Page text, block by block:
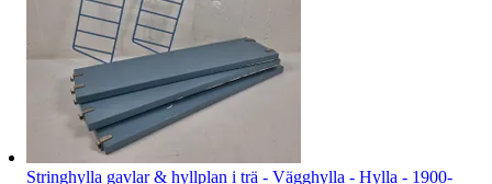
Stringhylla gavlar & hyllplan i trä - Vägghylla - Hylla - 1900-